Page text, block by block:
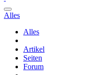
Alles
Alles
Artikel
Seiten
Forum